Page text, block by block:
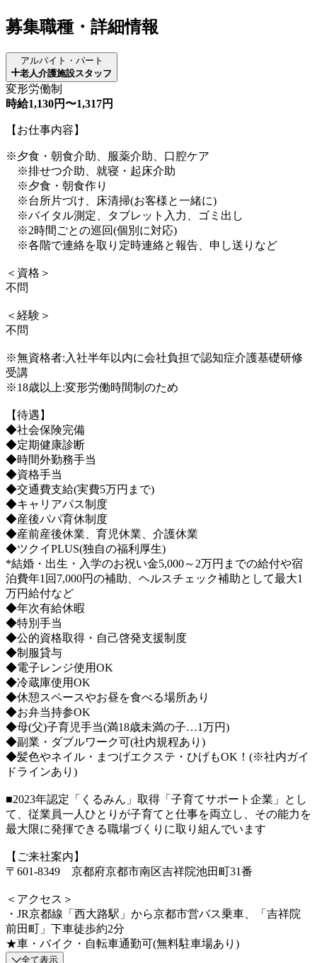
募集職種・詳細情報
アルバイト・パート
老人介護施設スタッフ
変形労働制
時給1,130円〜1,317円
【お仕事内容】
※夕食・朝食介助、服薬介助、口腔ケア
※排せつ介助、就寝・起床介助
※夕食・朝食作り
※台所片づけ、床清掃(お客様と一緒に)
※バイタル測定、タブレット入力、ゴミ出し
※2時間ごとの巡回(個別に対応)
※各階で連絡を取り定時連絡と報告、申し送りなど
＜資格＞
不問
＜経験＞
不問
※無資格者:入社半年以内に会社負担で認知症介護基礎研修
受講
※18歳以上:変形労働時間制のため
【待遇】
◆社会保険完備
◆定期健康診断
◆時間外勤務手当
◆資格手当
◆交通費支給(実費5万円まで)
◆キャリアパス制度
◆産後パパ育休制度
◆産前産後休業、育児休業、介護休業
◆ツクイPLUS(独自の福利厚生)
*結婚・出生・入学のお祝い金5,000～2万円までの給付や宿
泊費年1回7,000円の補助、ヘルスチェック補助として最大1
万円給付など
◆年次有給休暇
◆特別手当
◆公的資格取得・自己啓発支援制度
◆制服貸与
◆電子レンジ使用OK
◆冷蔵庫使用OK
◆休憩スペースやお昼を食べる場所あり
◆お弁当持参OK
◆母(父)子育児手当(満18歳未満の子…1万円)
◆副業・ダブルワーク可(社内規程あり)
◆髪色やネイル・まつげエクステ・ひげもOK！(※社内ガイ
ドラインあり)
■2023年認定「くるみん」取得「子育てサポート企業」とし
て、従業員一人ひとりが子育てと仕事を両立し、その能力を
最大限に発揮できる職場づくりに取り組んでいます
【ご来社案内】
〒601-8349 京都府京都市南区吉祥院池田町31番
＜アクセス＞
・JR京都線「西大路駅」から京都市営バス乗車、「吉祥院
前田町」下車徒歩約2分
★車・バイク・自転車通勤可(無料駐車場あり)
全て表示